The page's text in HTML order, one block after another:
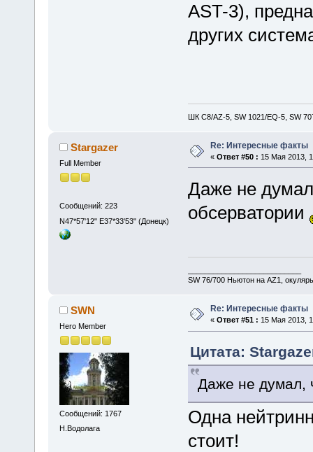
AST-3),
других
ШК С8/AZ-5, SW 1021/EQ-5, SW
Stargazer
Full Member
Сообщений: 223
N47*57'12" E37*33'53" (Донецк)
Re: Интересные факты
« Ответ #50 : 15 Мая 2013,
Даже не
обсерватории
SW 76/700 Ньютон на AZ1,
SWN
Hero Member
Сообщений: 1767
Н.Водолага
Re: Интересные факты
« Ответ #51 : 15 Мая 2013,
Цитата:
Даже не думал,
Одна
стоит!